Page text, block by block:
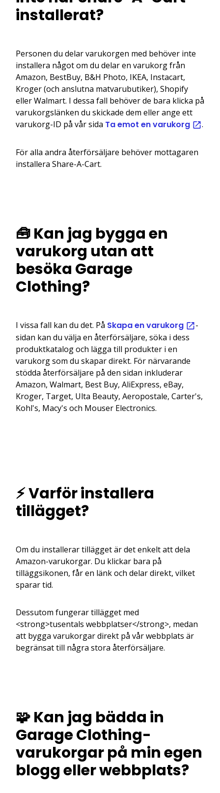
installerat?
Personen du delar varukorgen med behöver inte
installera något om du delar en varukorg från
Amazon, BestBuy, B&H Photo, IKEA, Instacart,
Kroger (och anslutna matvarubutiker), Shopify
eller Walmart. I dessa fall behöver de bara klicka på
varukorgslänken du skickade dem eller ange ett
varukorg-ID på vår sida Ta emot en varukorg .
För alla andra återförsäljare behöver mottagaren
installera Share-A-Cart.
🧰 Kan jag bygga en
varukorg utan att
besöka Garage
Clothing?
I vissa fall kan du det. På Skapa en varukorg
-
sidan kan du välja en återförsäljare, söka i dess
produktkatalog och lägga till produkter i en
varukorg som du skapar direkt. För närvarande
stödda återförsäljare på den sidan inkluderar
Amazon, Walmart, Best Buy, AliExpress, eBay,
Kroger, Target, Ulta Beauty, Aeropostale, Carter's,
Kohl's, Macy's och Mouser Electronics.
⚡ Varför installera
tillägget?
Om du installerar tillägget är det enkelt att dela
Amazon-varukorgar. Du klickar bara på
tilläggsikonen, får en länk och delar direkt, vilket
sparar tid.
Dessutom fungerar tillägget med
<strong>tusentals webbplatser</strong>, medan
att bygga varukorgar direkt på vår webbplats är
begränsat till några stora återförsäljare.
🧩 Kan jag bädda in
Garage Clothing-
varukorgar på min egen
blogg eller webbplats?